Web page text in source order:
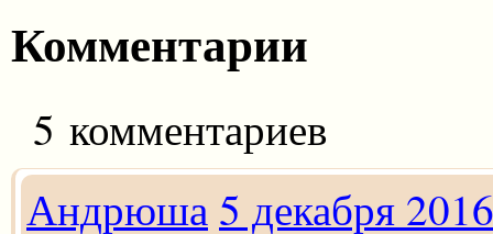
Комментарии
5 комментариев
Андрюша 5 декабря 2016